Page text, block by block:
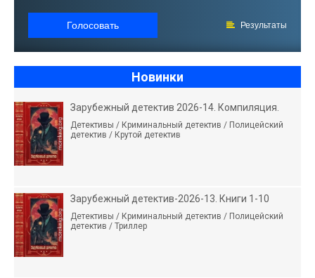
Голосовать Результаты
Новинки
Зарубежный детектив 2026-14. Компиляция.
Детективы / Криминальный детектив / Полицейский
детектив / Крутой детектив
Зарубежный детектив-2026-13. Книги 1-10
Детективы / Криминальный детектив / Полицейский
детектив / Триллер